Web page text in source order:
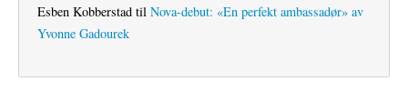
Esben Kobberstad til Nova-debut: «En perfekt ambassadør» av
Yvonne Gadourek